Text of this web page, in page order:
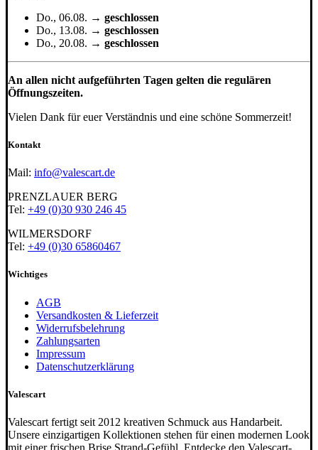
Do., 06.08. → geschlossen
Do., 13.08. → geschlossen
Do., 20.08. → geschlossen
An allen nicht aufgeführten Tagen gelten die regulären
Öffnungszeiten.
Vielen Dank für euer Verständnis und eine schöne Sommerzeit!
Kontakt
Mail: info@valescart.de
PRENZLAUER BERG
Tel: +49 (0)30 930 246 45
WILMERSDORF
Tel: +49 (0)30 65860467
Wichtiges
AGB
Versandkosten & Lieferzeit
Widerrufsbelehrung
Zahlungsarten
Impressum
Datenschutzerklärung
Valescart
Valescart fertigt seit 2012 kreativen Schmuck aus Handarbeit.
Unsere einzigartigen Kollektionen stehen für einen modernen Look
mit einer frischen Brise Strand-Gefühl. Entdecke den Valescart-